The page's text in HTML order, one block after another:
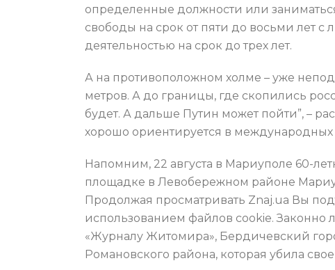
определенные должности или
свободы на срок от пяти до восьми лет
деятельностью на срок до трех лет.
А на противоположном холме – уже
метров. А до границы, где скопились
будет. А дальше Путин может пойти”, –
хорошо ориентируется в международных
Напомним, 22 августа в Мариуполе 60-
площадке в Левобережном районе
Продолжая просматривать Znaj.ua Вы
использованием файлов cookie. Законно
«Журналу Житомира», Бердичевский
Романовского района, которая убила